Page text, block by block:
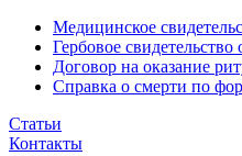
Медицинское
Гербовое свидетельство
Договор на оказание
Справка о смерти по
Статьи
Контакты